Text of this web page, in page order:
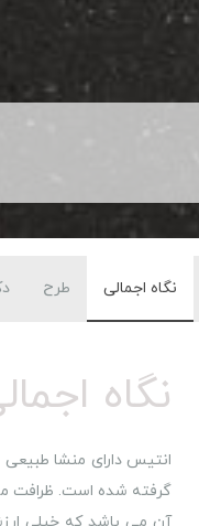
نگاه اجمالی طرح
نگاه
انتیسدارای منشا
گرفته شده است. ظرافت
آن می باشد که خیلی